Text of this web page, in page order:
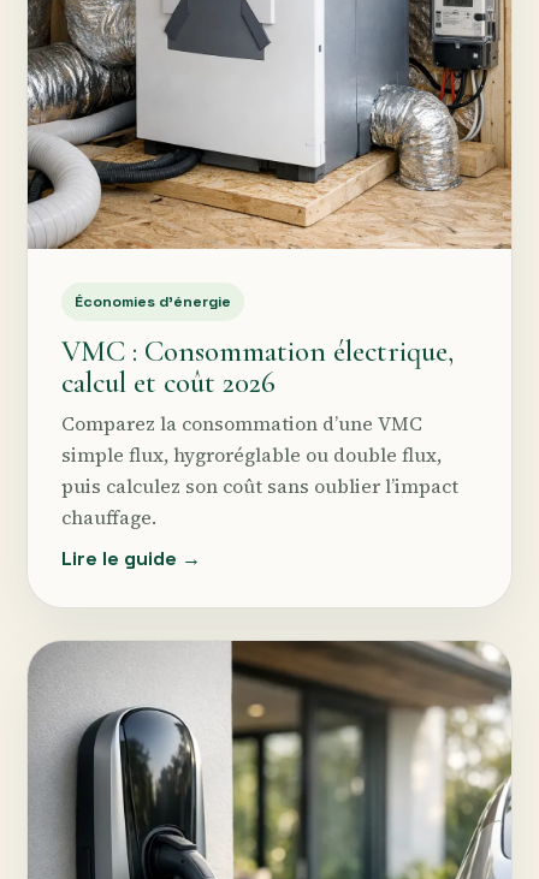
Économies d’énergie
VMC : Consommation électrique,
calcul et coût 2026
Comparez la consommation d’une VMC
simple flux, hygroréglable ou double flux,
puis calculez son coût sans oublier l’impact
chauffage.
Lire le guide →